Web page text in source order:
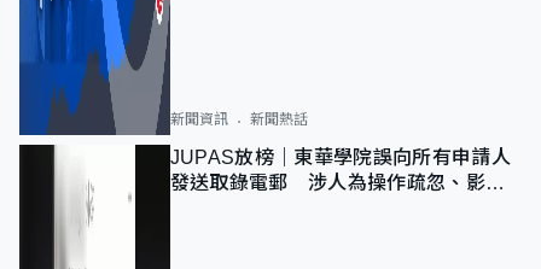
新聞資訊 新聞熱話
JUPAS放榜｜東華學院誤向所有申請人
發送取錄電郵 涉人為操作疏忽、影響